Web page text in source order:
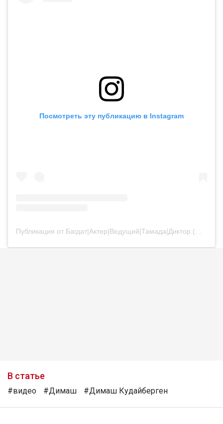
Посмотреть эту публикацию в Instagram
В статье
#видео #Димаш #Димаш Кудайберген